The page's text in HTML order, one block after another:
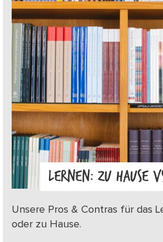
LERNEN: ZU HAUSE
Unsere Pros & Contras für das
oder zu Hause.